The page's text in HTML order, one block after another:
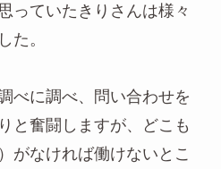
っていたきりさんは様々
た。
べに調べ、問い合わせを
と奮闘しますが、どこも
がなければ働けないとこ